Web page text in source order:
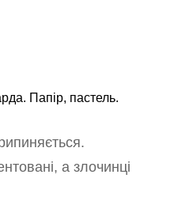
Папір, пастель.
а злочинці